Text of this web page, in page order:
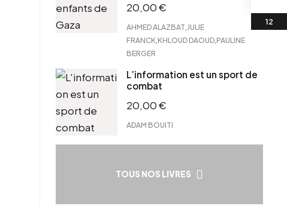
20,00€
AHMED ALAZBAT JULIE
FRANCK KHLOUD DAOUD PAULINE
BERGER
L’information est un sport de
combat
20,00€
ADAM BOUITI
TOUS NOS LIVRES